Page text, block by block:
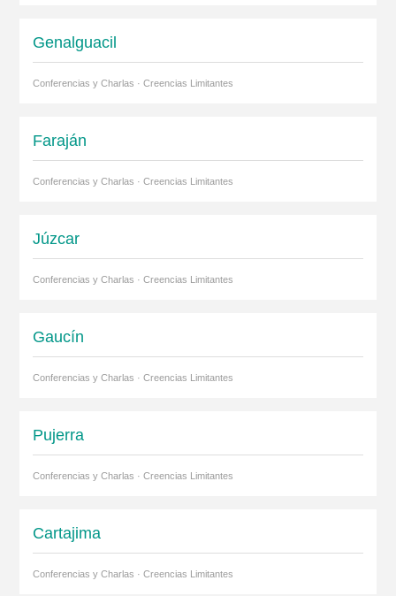
Genalguacil
Conferencias y Charlas · Creencias Limitantes
Faraján
Conferencias y Charlas · Creencias Limitantes
Júzcar
Conferencias y Charlas · Creencias Limitantes
Gaucín
Conferencias y Charlas · Creencias Limitantes
Pujerra
Conferencias y Charlas · Creencias Limitantes
Cartajima
Conferencias y Charlas · Creencias Limitantes